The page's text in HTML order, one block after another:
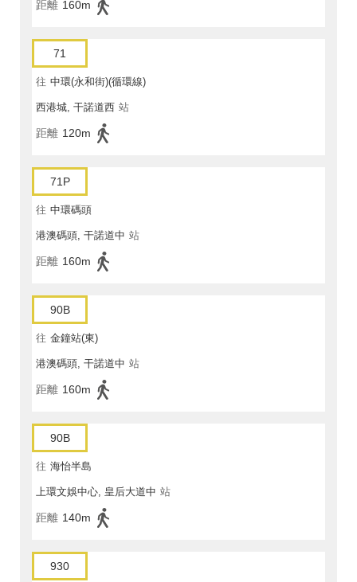
距離 160m
71
往 中環(永和街)(循環線)
西港城, 干諾道西 站
距離 120m
71P
往 中環碼頭
港澳碼頭, 干諾道中 站
距離 160m
90B
往 金鐘站(東)
港澳碼頭, 干諾道中 站
距離 160m
90B
往 海怡半島
上環文娛中心, 皇后大道中 站
距離 140m
930